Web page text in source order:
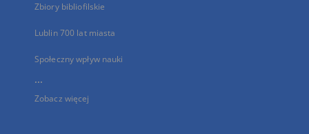
Zbiory bibliofilskie
Lublin 700 lat miasta
Społeczny wpływ nauki
...
Zobacz więcej